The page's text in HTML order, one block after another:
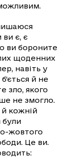
є, є
ви бороните
щоденних
навіть у
й не
зло, якого
не змогло.
кожній
були
жовтого
Це ви.